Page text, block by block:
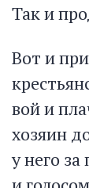
Так и
Вот и
вой и
хозяин
у него